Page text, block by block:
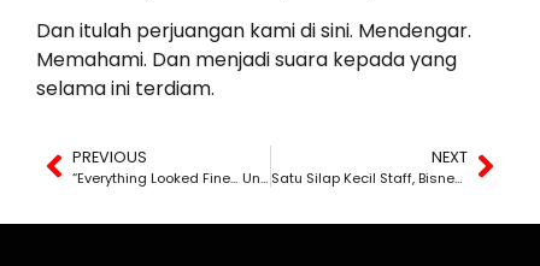
Dan itulah perjuangan kami di sini. Mendengar.
Memahami. Dan menjadi suara kepada yang
selama ini terdiam.
PREVIOUS
“Everything Looked Fine… Until Money Went Missing.”
NEXT
Satu Silap Kecil Staff, Bisnes Hampir Hancur